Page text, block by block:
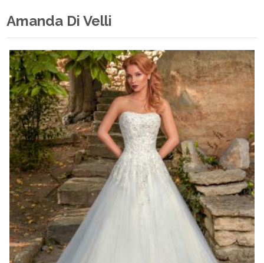
Amanda Di Velli